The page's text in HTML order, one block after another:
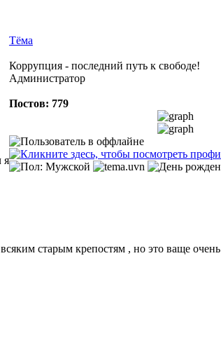
я
Тёма
Коррупция - последний путь к свободе!
Администратор
Постов: 779
старым крепостям , но это ваще очень